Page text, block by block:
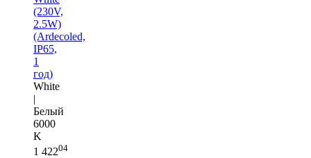
(230V,
2.5W)
(Ardecoled,
IP65,
1
год)
White
|
Белый
6000
K
1 42204